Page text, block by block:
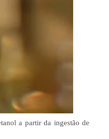
a partir da ingestão de